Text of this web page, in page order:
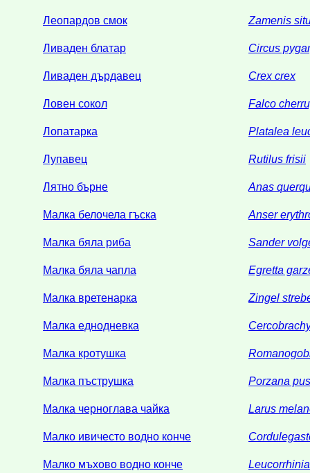
Леопардов смок Zamenis
Ливаден блатар Circus
Ливаден дърдавец Crex crex
Ловен сокол Falco
Лопатарка Platalea
Лупавец Rutilus frisii
Лятно бърне Anas
Малка белочела гъска Anser
Малка бяла риба Sander
Малка бяла чапла Egretta
Малка вретенарка Zingel
Малка еднодневка
Малка кротушка
Малка пъструшка Porzana
Малка черноглава чайка Larus
Малко ивичесто водно конче
Малко мъхово водно конче